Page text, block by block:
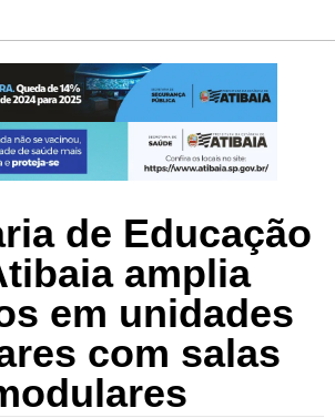
de Educação
amplia
em unidades
com salas